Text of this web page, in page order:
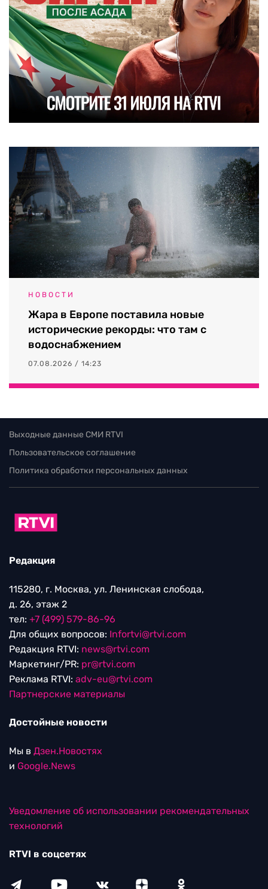
НОВОСТИ
Жара в Европе поставила новые
исторические рекорды: что там с
водоснабжением
07.08.2026 / 14:23
Выходные данные СМИ RTVI
Пользовательское соглашение
Политика обработки персональных данных
Редакция
115280, г. Москва, ул. Ленинская слобода,
д. 26, этаж 2
тел: +7 (499) 579-86-96
Для общих вопросов: Infortvi@rtvi.com
Редакция RTVI: news@rtvi.com
Маркетинг/PR: pr@rtvi.com
Реклама RTVI: adv-eu@rtvi.com
Партнерские материалы
Достойные новости
Мы в Дзен.Новостях
и Google.News
Уведомление об использовании рекомендательных
технологий
RTVI в соцсетях